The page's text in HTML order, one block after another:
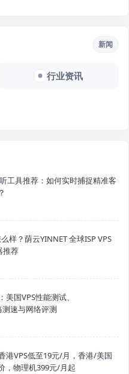
新闻
行业资讯
工具推荐：如何实时捕捉精准客
样？荫云YINNET 全球ISP VPS
推荐
美国VPS性能测试、
测速与网络评测
港VPS低至19元/月，香港/美国
，物理机399元/月起